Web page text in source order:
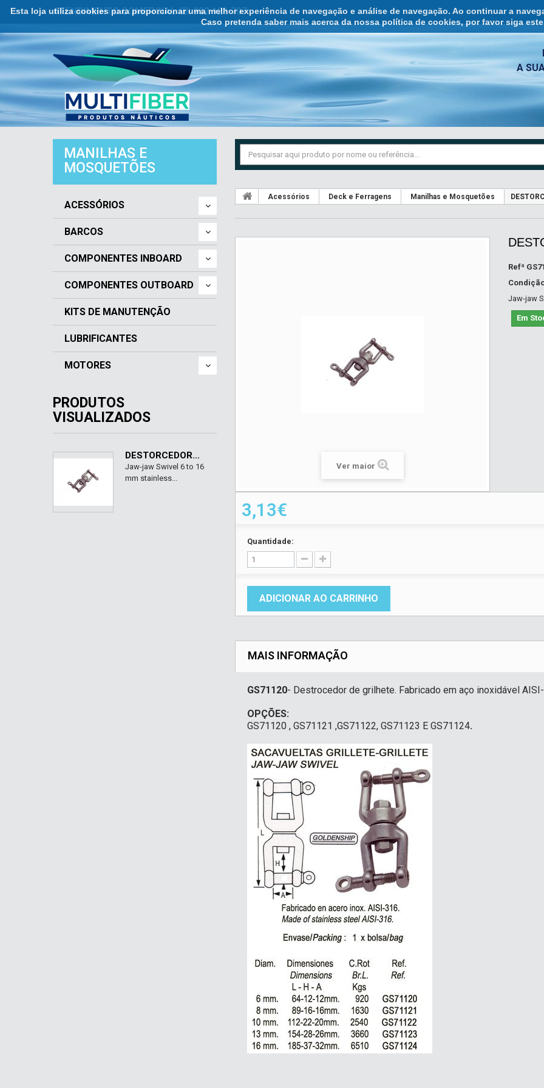
Esta loja utiliza cookies para proporcionar uma melhor experiência de navegação e análise de navegação. Ao continuar a
Caso pretenda saber mais acerca da nossa política de cookies, por favor siga este
ATENDIMENTO COMERCIAL ☏ 932 121 707
A
MANILHAS E
MOSQUETÕES
ACESSÓRIOS
BARCOS
COMPONENTES INBOARD
COMPONENTES OUTBOARD
KITS DE MANUTENÇÃO
LUBRIFICANTES
MOTORES
PRODUTOS
VISUALIZADOS
DESTORCEDOR...
Jaw-jaw Swivel 6 to 16
mm stainless...
Acessórios Deck e Ferragens Manilhas e Mosquetões
Ver maior
Refª
Jaw-jaw
Em
3,13€
Quantidade:
ADICIONAR AO CARRINHO
MAIS INFORMAÇÃO
GS71120- Destrocedor de grilhete. Fabricado em aço inoxidável
OPÇÕES:
GS71120 , GS71121 ,GS71122, GS71123 E GS71124.